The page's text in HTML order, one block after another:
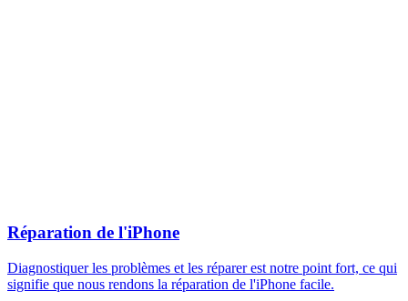
Réparation de l'iPhone
Diagnostiquer les problèmes et les réparer est notre point fort, ce qui
signifie que nous rendons la réparation de l'iPhone facile.